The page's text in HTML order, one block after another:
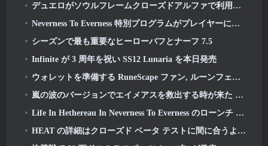
デュエロがソウルフレームクローズドアルファで利用可能に
Neverness To Everness 特別プログラムがプレイヤーにローンチ時に何を期待するかを知らせます
シーズンで最も重要なヒーローバフとナーフ 7.5
Infinite が 3 周年を祝い SS12 Lunaria を本日発売
ウォレットを準備する RuneScape ファン, ルーンフェストチケット発売間近
嵐の波のバージョンでエイメアスを救出する時が来た 3.3 アップデート
Life In Hethereau In Neverness To Everness のローンチ ゲームプレイ プレビュー ビデオをご覧ください
HEAT の詳細はクローズド ベータ テストに間に合うように